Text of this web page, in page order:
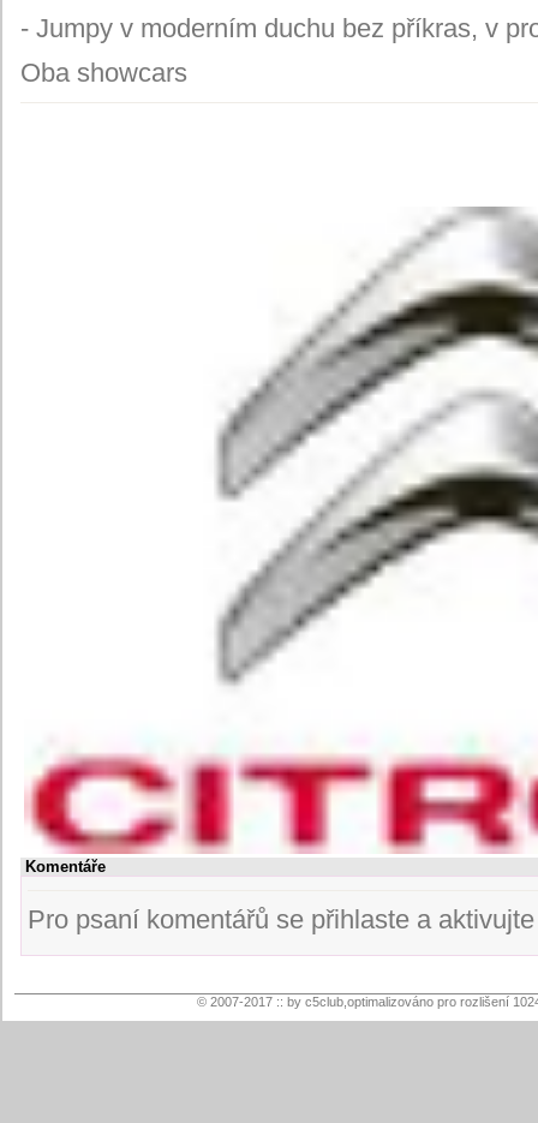
- Jumpy v moderním duchu bez příkras, v
Oba showcars
Komentáře
Pro psaní komentářů se přihlaste a
© 2007-2017 :: by c5club,optimalizováno pro rozlišení